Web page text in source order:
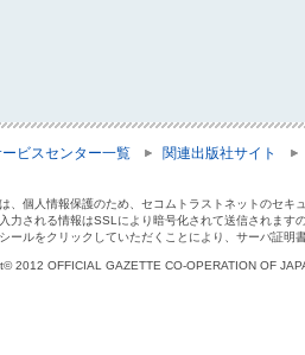
ビスセンター一覧 関連出版社サイト
、個人情報保護のため、セコムトラストネットのセキ
力される情報はSSLにより暗号化されて送信されま
ールをクリックしていただくことにより、サーバ証明
2012 OFFICIAL GAZETTE CO-OPERATION OF